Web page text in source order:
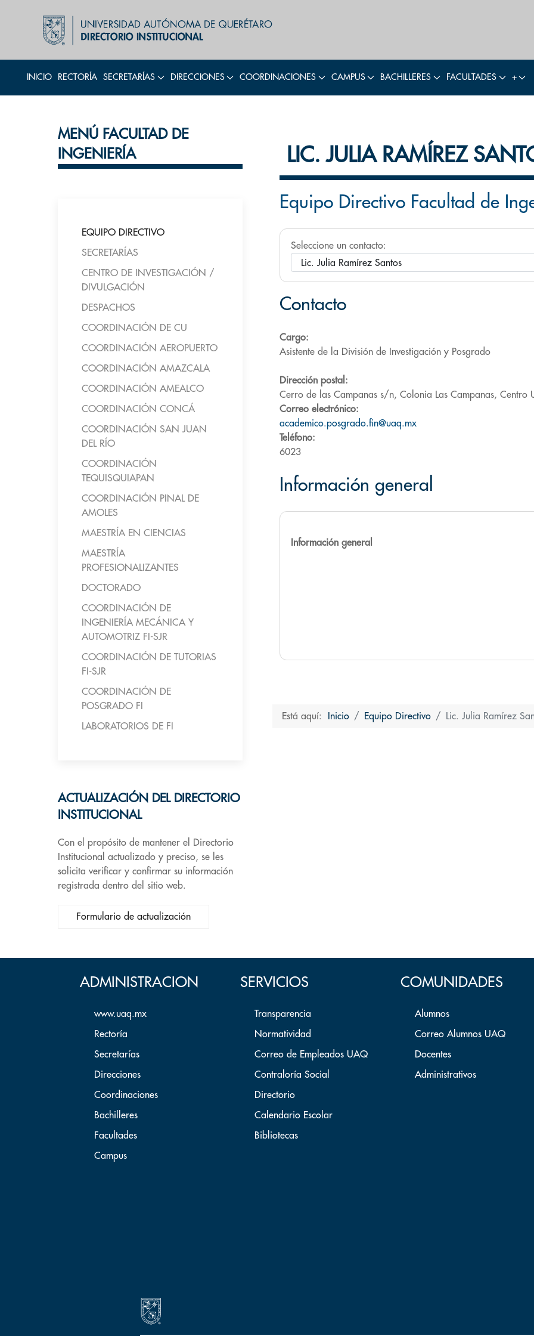
INICIO RECTORÍA SECRETARÍAS DIRECCIONES COORDINACIONES CAMPUS BACHILLERES FACULTADES +
MENÚ FACULTAD DE
INGENIERÍA
EQUIPO DIRECTIVO
SECRETARÍAS
CENTRO DE INVESTIGACIÓN /
DIVULGACIÓN
DESPACHOS
COORDINACIÓN DE CU
COORDINACIÓN AEROPUERTO
COORDINACIÓN AMAZCALA
COORDINACIÓN AMEALCO
COORDINACIÓN CONCÁ
COORDINACIÓN SAN JUAN
DEL RÍO
COORDINACIÓN
TEQUISQUIAPAN
COORDINACIÓN PINAL DE
AMOLES
MAESTRÍA EN CIENCIAS
MAESTRÍA
PROFESIONALIZANTES
DOCTORADO
COORDINACIÓN DE
INGENIERÍA MECÁNICA Y
AUTOMOTRIZ FI-SJR
COORDINACIÓN DE TUTORIAS
FI-SJR
COORDINACIÓN DE
POSGRADO FI
LABORATORIOS DE FI
ACTUALIZACIÓN DEL DIRECTORIO
INSTITUCIONAL
Con el propósito de mantener el Directorio
Institucional actualizado y preciso, se les
solicita verificar y confirmar su información
registrada dentro del sitio web.
Formulario de actualización
LIC. JULIA RAMÍREZ
Equipo Directivo Facultad de
Seleccione un contacto:
Contacto
Cargo:
Asistente de la División de Investigación y Posgrado
Dirección postal:
Cerro de las Campanas s/n, Colonia Las Campanas, Centro
Correo electrónico:
academico.posgrado.fin@uaq.mx
Teléfono:
6023
Información general
Información general
Está aquí: Inicio Equipo Directivo Lic. Julia Ramírez
ADMINISTRACION
www.uaq.mx
Rectoría
Secretarías
Direcciones
Coordinaciones
Bachilleres
Facultades
Campus
SERVICIOS
Transparencia
Normatividad
Correo de Empleados UAQ
Contraloría Social
Directorio
Calendario Escolar
Bibliotecas
COMUNIDADES
Alumnos
Correo Alumnos UAQ
Docentes
Administrativos